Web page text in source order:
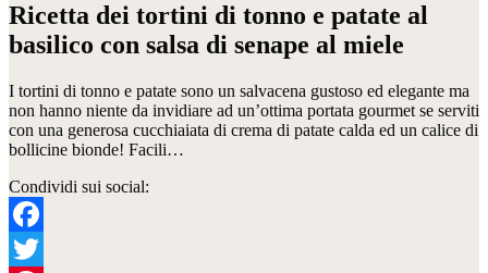
Ricetta dei tortini di tonno e patate al
basilico con salsa di senape al miele
I tortini di tonno e patate sono un salvacena gustoso ed elegante ma
non hanno niente da invidiare ad un’ottima portata gourmet se serviti
con una generosa cucchiaiata di crema di patate calda ed un calice di
bollicine bionde! Facili…
Condividi sui social:
Facebook